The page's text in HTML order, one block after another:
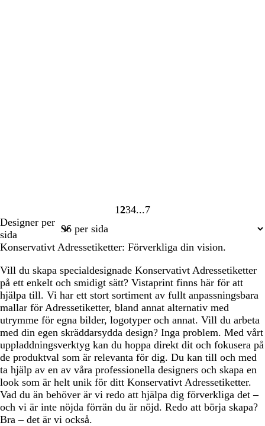
Sida
1 Sida
2Sida
3Sida
4
Sida
7
Designer per
sida
Konservativt Adressetiketter: Förverkliga din vision.
Vill du skapa specialdesignade Konservativt Adressetiketter
på ett enkelt och smidigt sätt? Vistaprint finns här för att
hjälpa till. Vi har ett stort sortiment av fullt anpassningsbara
mallar för Adressetiketter, bland annat alternativ med
utrymme för egna bilder, logotyper och annat. Vill du arbeta
med din egen skräddarsydda design? Inga problem. Med vårt
uppladdningsverktyg kan du hoppa direkt dit och fokusera på
de produktval som är relevanta för dig. Du kan till och med
ta hjälp av en av våra professionella designers och skapa en
look som är helt unik för ditt Konservativt Adressetiketter.
Vad du än behöver är vi redo att hjälpa dig förverkliga det –
och vi är inte nöjda förrän du är nöjd. Redo att börja skapa?
Bra – det är vi också.